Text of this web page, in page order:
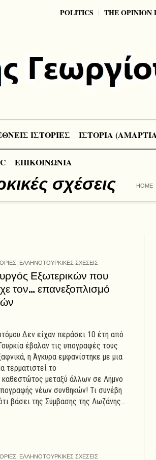
POLITICS THE OPINION
ΙΣΤΟΡΙΕΣ ΙΣΤΟΡΙΑ
ΕΠΙΚΟΙΝΩΝΙΑ
σχέσεις HOME
ΕΛΛΗΝΟΤΟΥΡΚΙΚΕΣ ΣΧΕΣΕΙΣ
Εξωτερικών που
τον… επανεξοπλισμό
Δεν είχαν περάσει 10 έτη από
έβαλαν τις υπογραφές τους
η Άγκυρα εμφανίστηκε με μια
τερματιστεί το
καθεστώτος μεταξύ άλλων σε Λήμνο
νέων συνθηκών! Τι συνέβη
βάσει της Σύμβασης της Λωζάνης...
ΕΛΛΗΝΟΤΟΥΡΚΙΚΕΣ ΣΧΕΣΕΙΣ